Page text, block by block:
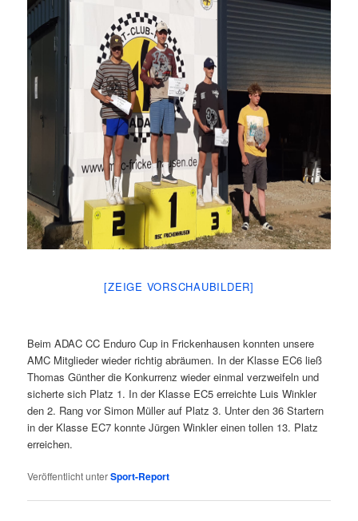
[ZEIGE VORSCHAUBILDER]
Beim ADAC CC Enduro Cup in Frickenhausen konnten unsere
AMC Mitglieder wieder richtig abräumen. In der Klasse EC6 ließ
Thomas Günther die Konkurrenz wieder einmal verzweifeln und
sicherte sich Platz 1. In der Klasse EC5 erreichte Luis Winkler
den 2. Rang vor Simon Müller auf Platz 3. Unter den 36 Startern
in der Klasse EC7 konnte Jürgen Winkler einen tollen 13. Platz
erreichen.
Veröffentlicht unterSport-Report